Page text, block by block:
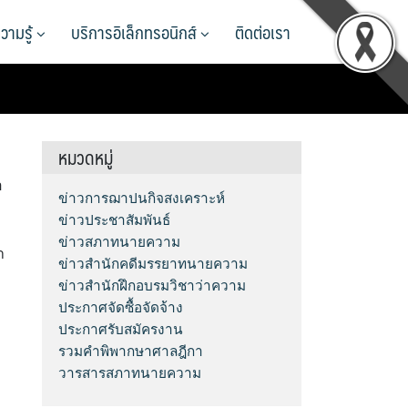
ามรู้ บริการอิเล็กทรอนิกส์ ติดต่อเรา
หมวดหมู่
ข่าวการฌาปนกิจสงเคราะห์
ข่าวประชาสัมพันธ์
ข่าวสภาทนายความ
ข่าวสำนักคดีมรรยาทนายความ
ข่าวสำนักฝึกอบรมวิชาว่าความ
ประกาศจัดซื้อจัดจ้าง
ประกาศรับสมัครงาน
รวมคำพิพากษาศาลฎีกา
วารสารสภาทนายความ